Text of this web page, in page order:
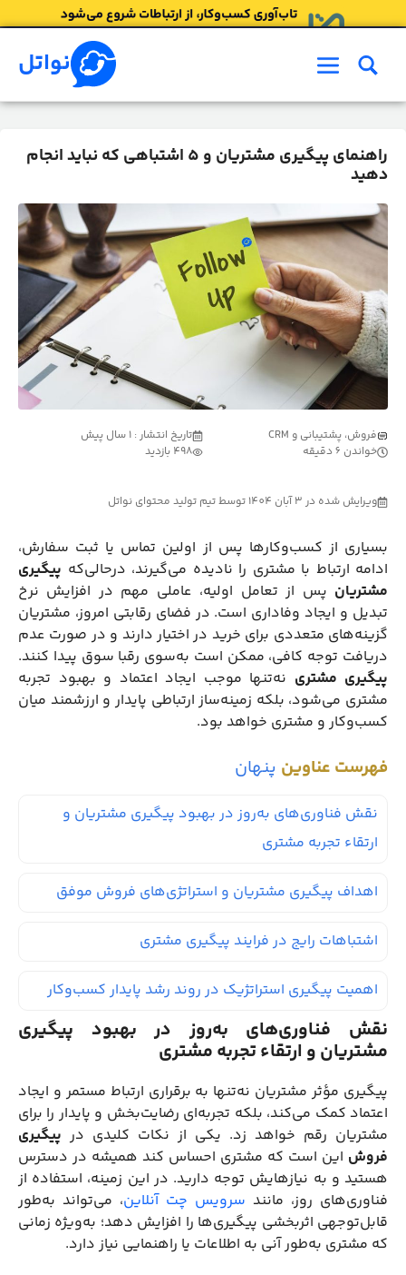
به
محتوا
نواتل فهرست
راهنمای پیگیری مشتریان و 5 اشتباهی که نباید انجام
دهید
فروش، پشتیبانی و CRM
تاریخ انتشار : 1 سال پیش
خواندن 6 دقیقه
498 بازدید
ویرایش شده در 3 آبان 1404 توسط تیم تولید محتوای نواتل
بسیاری از کسب‌وکارها پس از اولین تماس یا ثبت سفارش،
ادامه ارتباط با مشتری را نادیده می‌گیرند، درحالی‌که پیگیری
مشتریان پس از تعامل اولیه، عاملی مهم در افزایش نرخ
تبدیل و ایجاد وفاداری است. در فضای رقابتی امروز، مشتریان
گزینه‌های متعددی برای خرید در اختیار دارند و در صورت عدم
دریافت توجه کافی، ممکن است به‌سوی رقبا سوق پیدا کنند.
پیگیری مشتری نه‌تنها موجب ایجاد اعتماد و بهبود تجربه
مشتری می‌شود، بلکه زمینه‌ساز ارتباطی پایدار و ارزشمند میان
کسب‌وکار و مشتری خواهد بود.
فهرست عناوین پنهان
نقش فناوری‌های به‌روز در بهبود پیگیری مشتریان و
ارتقاء تجربه مشتری
اهداف پیگیری مشتریان و استراتژی‌های فروش موفق
اشتباهات رایج در فرایند پیگیری مشتری
اهمیت پیگیری استراتژیک در روند رشد پایدار کسب‌وکار
نقش فناوری‌های به‌روز در بهبود پیگیری
مشتریان و ارتقاء تجربه مشتری
پیگیری مؤثر مشتریان نه‌تنها به برقراری ارتباط مستمر و ایجاد
اعتماد کمک می‌کند، بلکه تجربه‌ای رضایت‌بخش و پایدار را برای
مشتریان رقم خواهد زد. یکی از نکات کلیدی در پیگیری
فروش این است که مشتری احساس کند همیشه در دسترس
هستید و به نیازهایش توجه دارید. در این زمینه، استفاده از
فناوری‌های روز، مانند سرویس چت آنلاین، می‌تواند به‌طور
قابل‌توجهی اثربخشی پیگیری‌ها را افزایش دهد؛ به‌ویژه زمانی
که مشتری به‌طور آنی به اطلاعات یا راهنمایی نیاز دارد.